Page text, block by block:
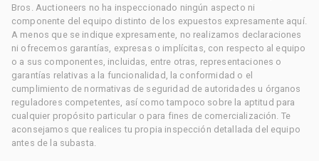
Bros. Auctioneers no ha inspeccionado ningún aspecto ni
componente del equipo distinto de los expuestos expresamente aquí.
A menos que se indique expresamente, no realizamos declaraciones
ni ofrecemos garantías, expresas o implícitas, con respecto al equipo
o a sus componentes, incluidas, entre otras, representaciones o
garantías relativas a la funcionalidad, la conformidad o el
cumplimiento de normativas de seguridad de autoridades u órganos
reguladores competentes, así como tampoco sobre la aptitud para
cualquier propósito particular o para fines de comercialización. Te
aconsejamos que realices tu propia inspección detallada del equipo
antes de la subasta.